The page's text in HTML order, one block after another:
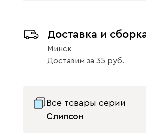
Данель
Бежевый
без механизма с
Доставка и
Минск
Доставим за 35
Все товары серии
Слипсон